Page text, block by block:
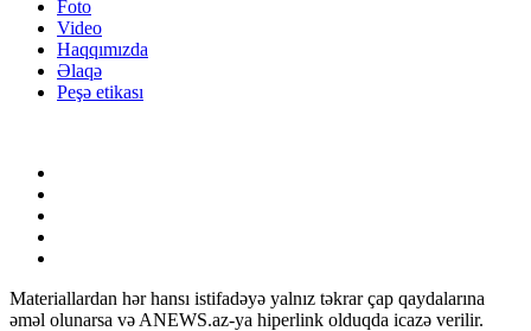
Foto
Video
Haqqımızda
Əlaqə
Peşə etikası
Materiallardan hər hansı istifadəyə yalnız təkrar çap qaydalarına
əməl olunarsa və ANEWS.az-ya hiperlink olduqda icazə verilir.